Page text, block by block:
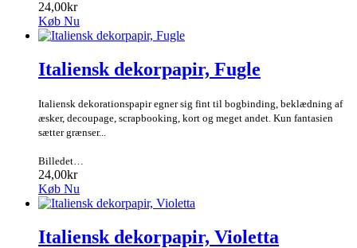
24,00kr
Køb Nu
Italiensk dekorpapir, Fugle
Italiensk dekorationspapir egner sig fint til bogbinding, beklædning af
æsker, decoupage, scrapbooking, kort og meget andet. Kun fantasien
sætter grænser...
Billedet…
24,00kr
Køb Nu
Italiensk dekorpapir, Violetta